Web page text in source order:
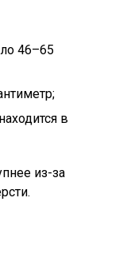
46–65
в
из-за